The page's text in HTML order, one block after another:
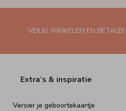
VEILIG WINKELEN EN BETALEN
Extra’s & inspiratie
Versier je geboortekaartje